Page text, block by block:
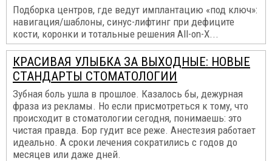
Подборка центров, где ведут имплантацию «под ключ»:
навигация/шаблоны, синус-лифтинг при дефиците
кости, коронки и тотальные решения All-on-X...
КРАСИВАЯ УЛЫБКА ЗА ВЫХОДНЫЕ: НОВЫЕ
СТАНДАРТЫ СТОМАТОЛОГИИ
Зубная боль ушла в прошлое. Казалось бы, дежурная
фраза из рекламы. Но если присмотреться к тому, что
происходит в стоматологии сегодня, понимаешь: это
чистая правда. Бор гудит все реже. Анестезия работает
идеально. А сроки лечения сократились с годов до
месяцев или даже дней.